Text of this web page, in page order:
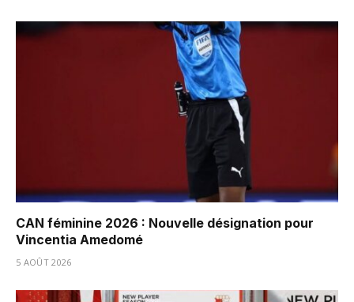
CAN féminine 2026 : Nouvelle désignation pour
Vincentia Amedomé
5 AOÛT 2026